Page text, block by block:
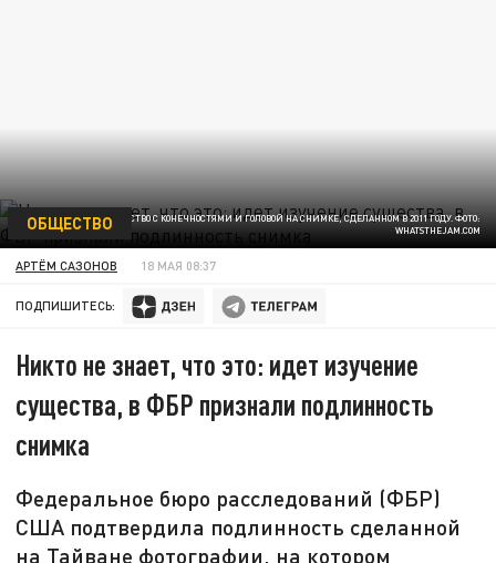
ЗАГАДОЧНОЕ СУЩЕСТВО С КОНЕЧНОСТЯМИ И ГОЛОВОЙ НА СНИМКЕ, СДЕЛАННОМ В 2011 ГОДУ. ФОТО:
WHATSTHEJAM.COM
ОБЩЕСТВО
АРТЁМ САЗОНОВ 18 МАЯ 08:37
ПОДПИШИТЕСЬ:
Никто не знает, что это: идет изучение
существа, в ФБР признали подлинность
снимка
Федеральное бюро расследований (ФБР)
США подтвердила подлинность сделанной
на Тайване фотографии, на котором